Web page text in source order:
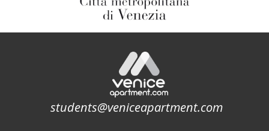
students@veniceapartment.com